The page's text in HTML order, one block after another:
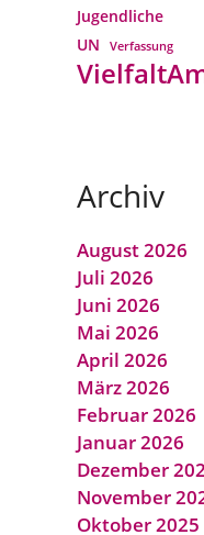
Jugendliche
UN
Verfassung
Archiv
August 2026
Juli 2026
Juni 2026
Mai 2026
April 2026
März 2026
Februar 2026
Januar 2026
Dezember
November
Oktober 2025